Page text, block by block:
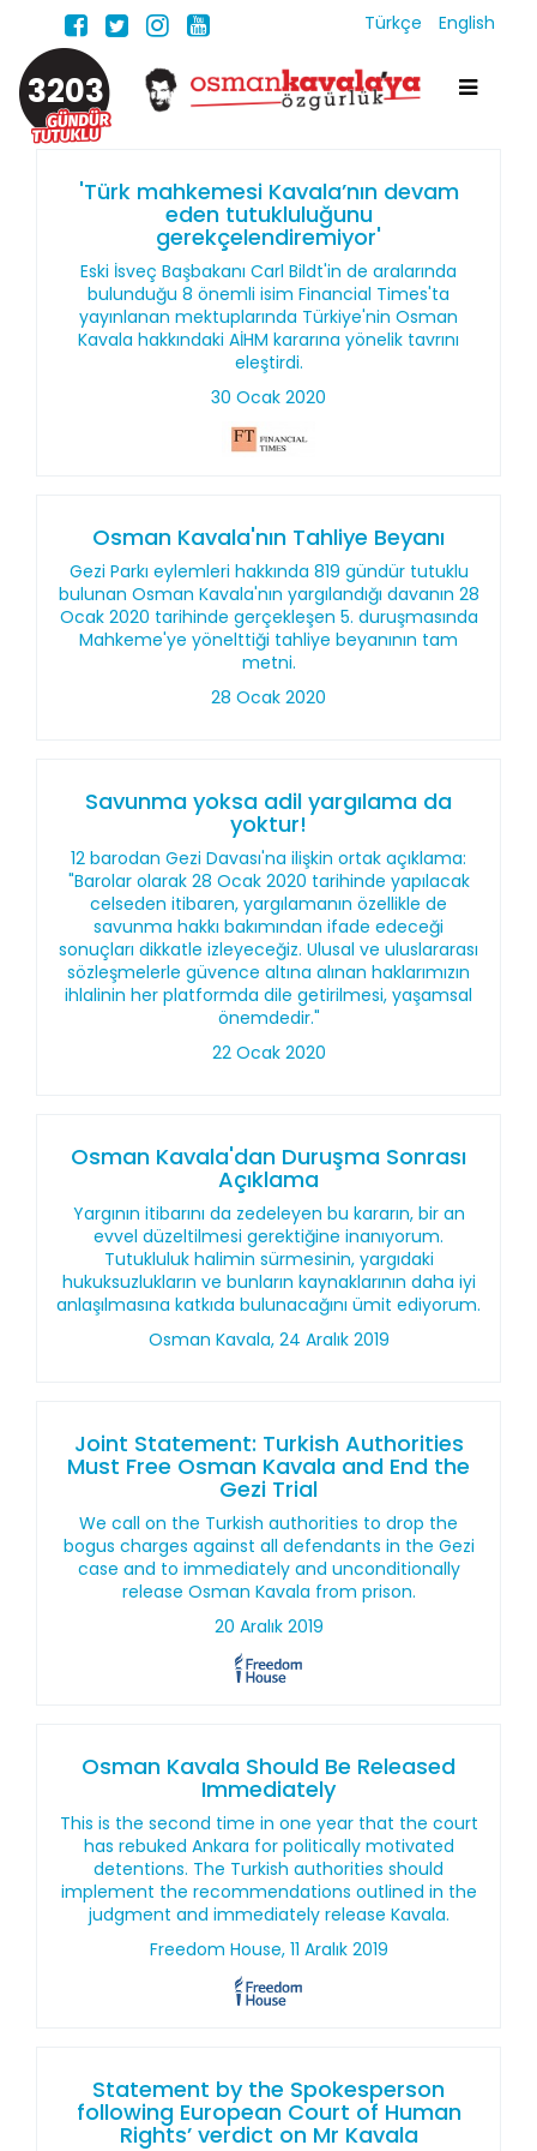
Türkçe English
3203
'Türk mahkemesi Kavala’nın devam
eden tutukluluğunu
gerekçelendiremiyor'
Eski İsveç Başbakanı Carl Bildt'in de aralarında
bulunduğu 8 önemli isim Financial Times'ta
yayınlanan mektuplarında Türkiye'nin Osman
Kavala hakkındaki AİHM kararına yönelik tavrını
eleştirdi.
30 Ocak 2020
Osman Kavala'nın Tahliye Beyanı
Gezi Parkı eylemleri hakkında 819 gündür tutuklu
bulunan Osman Kavala'nın yargılandığı davanın 28
Ocak 2020 tarihinde gerçekleşen 5. duruşmasında
Mahkeme'ye yönelttiği tahliye beyanının tam
metni.
28 Ocak 2020
Savunma yoksa adil yargılama da
yoktur!
12 barodan Gezi Davası'na ilişkin ortak açıklama:
"Barolar olarak 28 Ocak 2020 tarihinde yapılacak
celseden itibaren, yargılamanın özellikle de
savunma hakkı bakımından ifade edeceği
sonuçları dikkatle izleyeceğiz. Ulusal ve uluslararası
sözleşmelerle güvence altına alınan haklarımızın
ihlalinin her platformda dile getirilmesi, yaşamsal
önemdedir."
22 Ocak 2020
Osman Kavala'dan Duruşma Sonrası
Açıklama
Yargının itibarını da zedeleyen bu kararın, bir an
evvel düzeltilmesi gerektiğine inanıyorum.
Tutukluluk halimin sürmesinin, yargıdaki
hukuksuzlukların ve bunların kaynaklarının daha iyi
anlaşılmasına katkıda bulunacağını ümit ediyorum.
Osman Kavala, 24 Aralık 2019
Joint Statement: Turkish Authorities
Must Free Osman Kavala and End the
Gezi Trial
We call on the Turkish authorities to drop the
bogus charges against all defendants in the Gezi
case and to immediately and unconditionally
release Osman Kavala from prison.
20 Aralık 2019
Osman Kavala Should Be Released
Immediately
This is the second time in one year that the court
has rebuked Ankara for politically motivated
detentions. The Turkish authorities should
implement the recommendations outlined in the
judgment and immediately release Kavala.
Freedom House, 11 Aralık 2019
Statement by the Spokesperson
following European Court of Human
Rights’ verdict on Mr Kavala